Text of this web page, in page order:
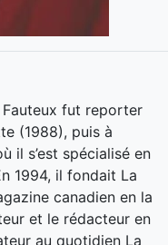
fut reporter
(1988), puis à
il s’est spécialisé en
1994, il fondait La
canadien en la
et le rédacteur en
au quotidien La